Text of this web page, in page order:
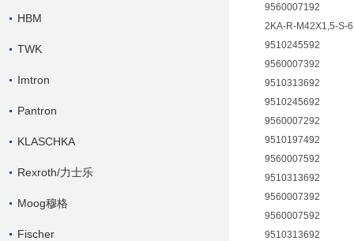
HBM
TWK
Imtron
Pantron
KLASCHKA
Rexroth/力士乐
Moog穆格
Fischer
9560007192
2KA-R-M42X1,5-S-
9510245592
9560007392
9510313692
9510245692
9560007292
9510197492
9560007592
9510313692
9560007392
9560007592
9510313692